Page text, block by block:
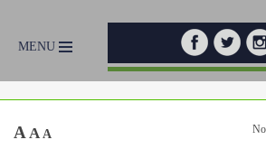
MENU
A A A